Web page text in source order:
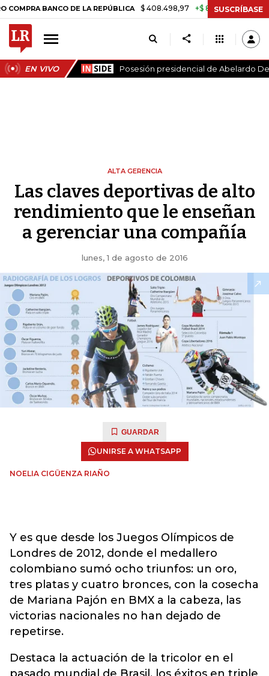
BANCO DE LA REPÚBLICA $ 408.498,97 +$ 8.753,81 +2,19%
SUSCRÍBASE
EN VIVO Posesión presidencial de Abelardo
ALTA GERENCIA
Las claves deportivas de alto
rendimiento que le enseñan
a gerenciar una compañía
lunes, 1 de agosto de 2016
GUARDAR
UNIRSE A WHATSAPP
NOELIA CIGÜENZA RIAÑO
Y es que desde los Juegos Olímpicos de
Londres de 2012, donde el medallero
colombiano sumó ocho triunfos: un oro,
tres platas y cuatro bronces, con la cosecha
de Mariana Pajón en BMX a la cabeza, las
victorias nacionales no han dejado de
repetirse.
Destaca la actuación de la tricolor en el